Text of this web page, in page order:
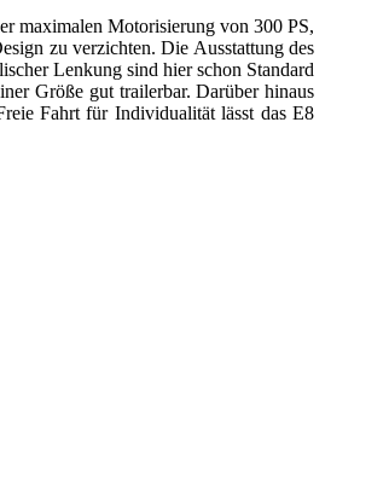
maximalen Motorisierung von 300 PS,
zu verzichten. Die Ausstattung des
Lenkung sind hier schon Standard
Größe gut trailerbar. Darüber hinaus
Fahrt für Individualität lässt das E8